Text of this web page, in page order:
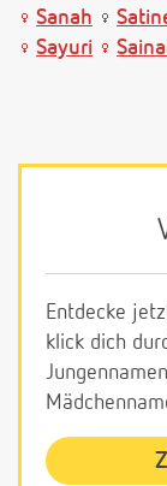
Sanah
Sayuri
Entdecke
klick dich